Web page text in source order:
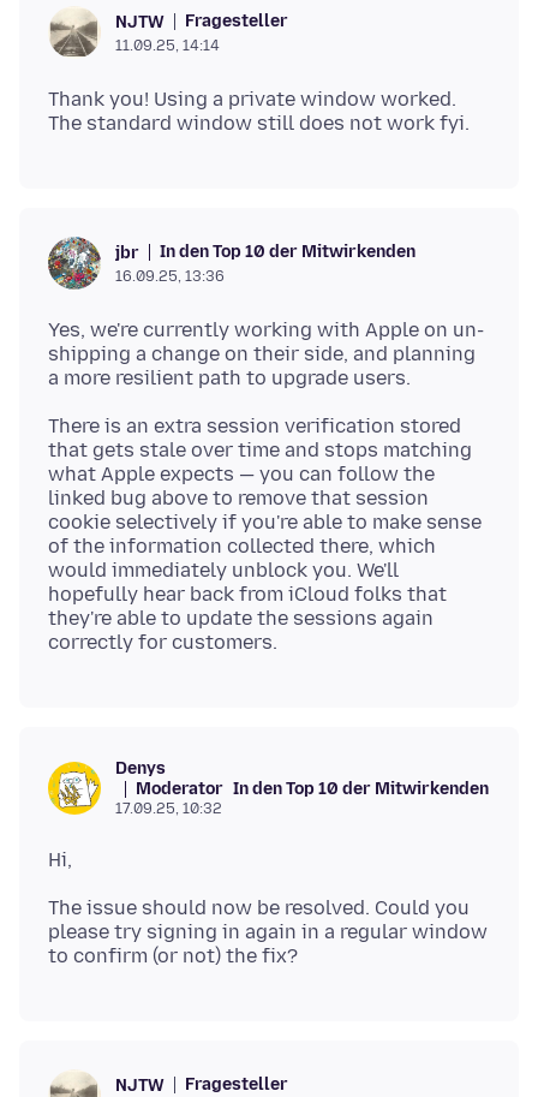
NJTW Fragesteller
11.09.25, 14:14
Thank you! Using a private window worked.
jbr In den Top 10 der Mitwirkenden
16.09.25, 13:36
Yes, we're currently working with Apple on un-
shipping a change on their side, and planning
There is an extra session verification stored
that gets stale over time and stops matching
what Apple expects — you can follow the
linked bug above to remove that session
cookie selectively if you're able to make sense
of the information collected there, which
would immediately unblock you. We'll
hopefully hear back from iCloud folks that
they're able to update the sessions again
Denys
Moderator In den Top 10 der Mitwirkenden
17.09.25, 10:32
The issue should now be resolved. Could you
please try signing in again in a regular window
NJTW Fragesteller